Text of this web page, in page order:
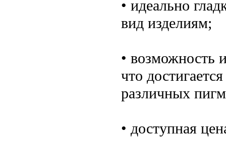
• идеально
вид изделиям;
• возможность
что
различных
• доступная